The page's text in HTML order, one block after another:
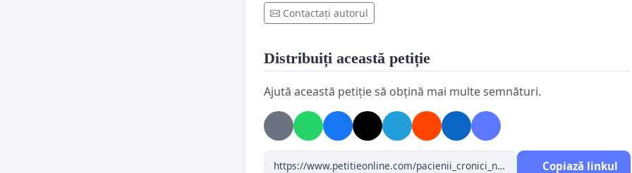
• Descurajează integrarea profesională a persoanelor cu afecțiuni
• Exceptarea de la neplata primei zile a concediilor medicale
acordate pentru tratamente recurente, spitalizări de zi și boli
cronice.
Contactați autorul
Distribuiți această petiție
Ajută această petiție să obțină mai multe semnături.
Copiază linkul